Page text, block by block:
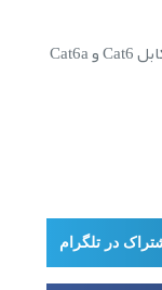
راهنمای انتخاب کابل Cat6 و Cat6a
در تلگرام